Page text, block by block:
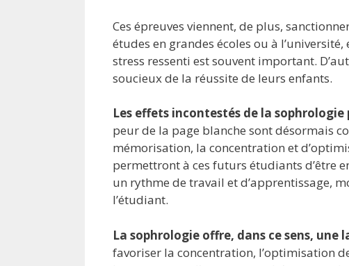
Ces épreuves viennent, de plus,
études en grandes écoles ou à
stress ressenti est souvent important.
soucieux de la réussite de leurs enfants.
Les effets incontestés de la
peur de la page blanche sont désormais
mémorisation, la concentration et
permettront à ces futurs étudiants d’être
un rythme de travail et d’apprentissage,
l’étudiant.
La sophrologie offre, dans ce sens,
favoriser la concentration, l’optimisation